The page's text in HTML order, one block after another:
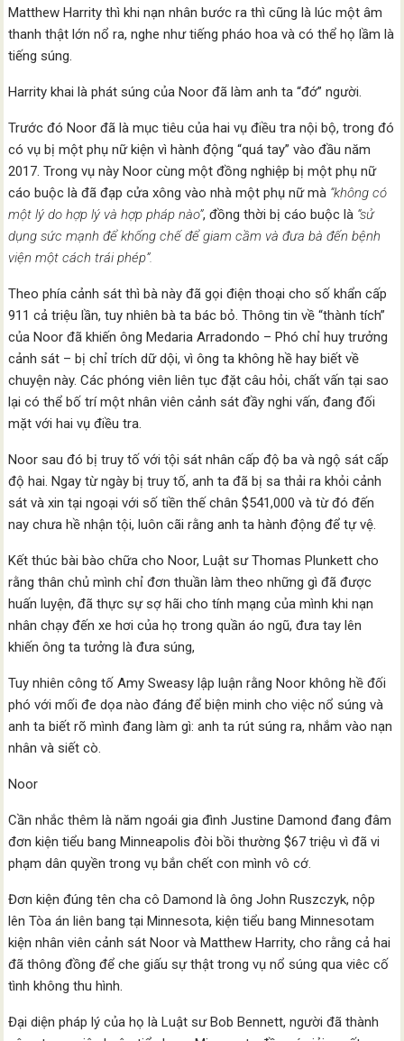
Matthew Harrity thì khi nạn nhân bước ra thì cũng là lúc một âm
thanh thật lớn nổ ra, nghe như tiếng pháo hoa và có thể họ lầm là
tiếng súng.
Harrity khai là phát súng của Noor đã làm anh ta “đớ” người.
Trước đó Noor đã là mục tiêu của hai vụ điều tra nội bộ, trong đó
có vụ bị một phụ nữ kiện vì hành động “quá tay” vào đầu năm
2017. Trong vụ này Noor cùng một đồng nghiệp bị một phụ nữ
cáo buộc là đã đạp cửa xông vào nhà một phụ nữ mà “không có
một lý do hợp lý và hợp pháp nào”, đồng thời bị cáo buộc là “sử
dụng sức mạnh để khống chế để giam cầm và đưa bà đến bệnh
viện một cách trái phép”.
Theo phía cảnh sát thì bà này đã gọi điện thoại cho số khẩn cấp
911 cả triệu lần, tuy nhiên bà ta bác bỏ. Thông tin về “thành tích”
của Noor đã khiến ông Medaria Arradondo – Phó chỉ huy trưởng
cảnh sát – bị chỉ trích dữ dội, vì ông ta không hề hay biết về
chuyện này. Các phóng viên liên tục đặt câu hỏi, chất vấn tại sao
lại có thể bố trí một nhân viên cảnh sát đầy nghi vấn, đang đối
mặt với hai vụ điều tra.
Noor sau đó bị truy tố với tội sát nhân cấp độ ba và ngộ sát cấp
độ hai. Ngay từ ngày bị truy tố, anh ta đã bị sa thải ra khỏi cảnh
sát và xin tại ngoại với số tiền thế chân $541,000 và từ đó đến
nay chưa hề nhận tội, luôn cãi rằng anh ta hành động để tự vệ.
Kết thúc bài bào chữa cho Noor, Luật sư Thomas Plunkett cho
rằng thân chủ mình chỉ đơn thuần làm theo những gì đã được
huấn luyện, đã thực sự sợ hãi cho tính mạng của mình khi nạn
nhân chạy đến xe hơi của họ trong quần áo ngũ, đưa tay lên
khiến ông ta tưởng là đưa súng,
Tuy nhiên công tố Amy Sweasy lập luận rằng Noor không hề đối
phó với mối đe dọa nào đáng để biện minh cho việc nổ súng và
anh ta biết rõ mình đang làm gì: anh ta rút súng ra, nhắm vào nạn
nhân và siết cò.
Noor
Cần nhắc thêm là năm ngoái gia đình Justine Damond đang đâm
đơn kiện tiểu bang Minneapolis đòi bồi thường $67 triệu vì đã vi
phạm dân quyền trong vụ bắn chết con mình vô cớ.
Đơn kiện đúng tên cha cô Damond là ông John Ruszczyk, nộp
lên Tòa án liên bang tại Minnesota, kiện tiểu bang Minnesotam
kiện nhân viên cảnh sát Noor và Matthew Harrity, cho rằng cả hai
đã thông đồng để che giấu sự thật trong vụ nổ súng qua viêc cố
tình không thu hình.
Đại diện pháp lý của họ là Luật sư Bob Bennett, người đã thành